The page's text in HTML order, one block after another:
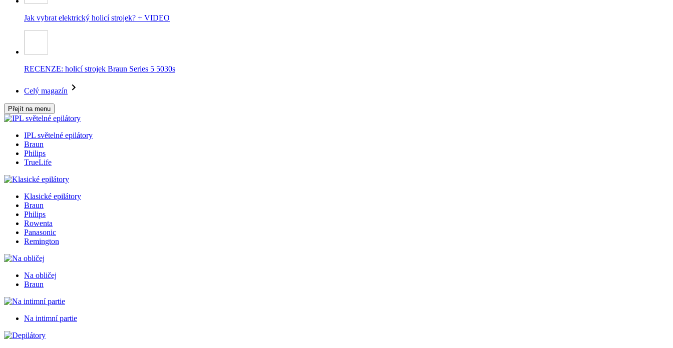
Jak vybrat elektrický holicí strojek? + VIDEO
RECENZE: holicí strojek Braun Series 5 5030s
Celý magazín
Přejít na menu
IPL světelné epilátory
Braun
Philips
TrueLife
Klasické epilátory
Braun
Philips
Rowenta
Panasonic
Remington
Na obličej
Braun
Na intimní partie